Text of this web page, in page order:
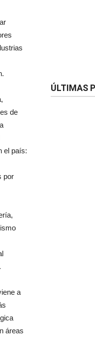
de
el país:
por
a
áreas
ÚLTIMAS